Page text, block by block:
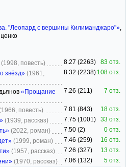
"Леопард с вершины Килиманджаро"»
(1998, повесть) 8.27 (2263)
83 отз.
звёзд» (1961,
8.32 (2238) 108 отз.
«Прощание
7.26 (211) 7 отз.
повесть) 7.81 (843)
18 отз.
(1939, рассказ) 7.75 (1001)
33 отз.
(2022, роман) 7.50 (2)
0 отз.
(1999, роман) 7.46 (259)
16 отз.
(1957, рассказ) 7.26 (327)
13 отз.
(1970, рассказ) 7.06 (132) 5 отз.